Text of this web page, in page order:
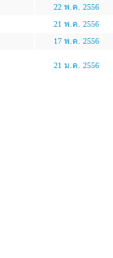
22 พ.ค. 2556
21 พ.ค. 2556
17 พ.ค. 2556
21 ม.ค. 2556